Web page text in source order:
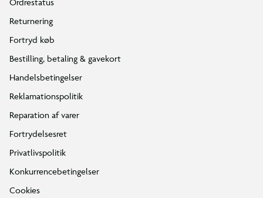
Returnering
Fortryd køb
Bestilling, betaling & gavekort
Handelsbetingelser
Reklamationspolitik
Reparation af varer
Fortrydelsesret
Privatlivspolitik
Konkurrencebetingelser
Cookies